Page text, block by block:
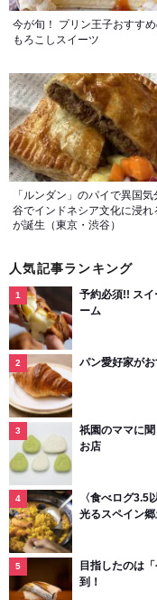
今が旬！ プリン王子おすすめ
もろこしスイーツ
「ルンダン」のパイで異国気
谷でインドネシア文化に浸れ
が誕生（東京・渋谷）
人気記事ランキング
予約必須!! スイ
ーム
パン愛好家が
祇園のママに
お店
〈食べログ3.5
光るスペイン
目指したのは
到！